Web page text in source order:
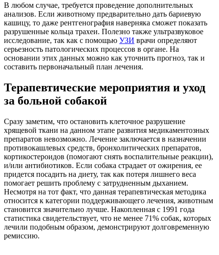
В любом случае, требуется проведение дополнительных
анализов. Если животному предварительно дать бариевую
кашицу, то даже рентгенография наверняка сможет показать
разрушенные кольца трахеи. Полезно также ультразвуковое
исследование, так как с помощью УЗИ врачи определяют
серьезность патологических процессов в органе. На
основании этих данных можно как уточнить прогноз, так и
составить первоначальный план лечения.
Терапевтические мероприятия и уход
за больной собакой
Сразу заметим, что остановить клеточное разрушение
хрящевой ткани на данном этапе развития медикаментозных
препаратов невозможно. Лечение заключается в назначении
противокашлевых средств, бронхолитических препаратов,
кортикостероидов (помогают снять воспалительные реакции),
и/или антибиотиков. Если собака страдает от ожирения, ее
придется посадить на диету, так как потеря лишнего веса
помогает решить проблему с затрудненным дыханием.
Несмотря на тот факт, что данная терапевтическая методика
относится к категории поддерживающего лечения, животным
становится значительно лучше. Накопленная с 1991 года
статистика свидетельствует, что не менее 71% собак, которых
лечили подобным образом, демонстрируют долговременную
ремиссию.